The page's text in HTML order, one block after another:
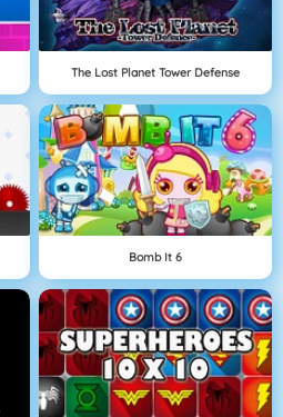
The Lost Planet Tower Defense
Bomb It 6